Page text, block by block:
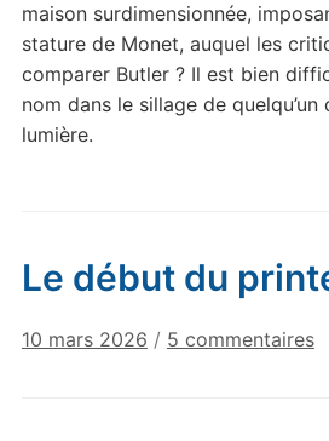
maison surdimensionnée,
stature de Monet, auquel les
comparer Butler ? Il est bien
nom dans le sillage de
lumière.
Le début du
10 mars 2026 / 5 commentairessur